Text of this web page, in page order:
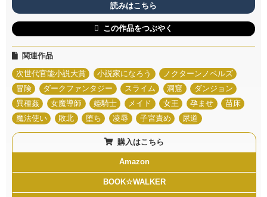
読みはこちら
この作品をつぶやく
関連作品
次世代官能小説大賞
小説家になろう
ノクターンノベルズ
冒険
ダークファンタジー スライム 洞窟
ダンジョン
異種姦
女魔導師 姫騎士 メイド 女王 孕ませ
苗床
魔法使い
敗北 堕ち 凌辱 子宮責め 尿道
購入はこちら
Amazon
BOOK☆WALKER